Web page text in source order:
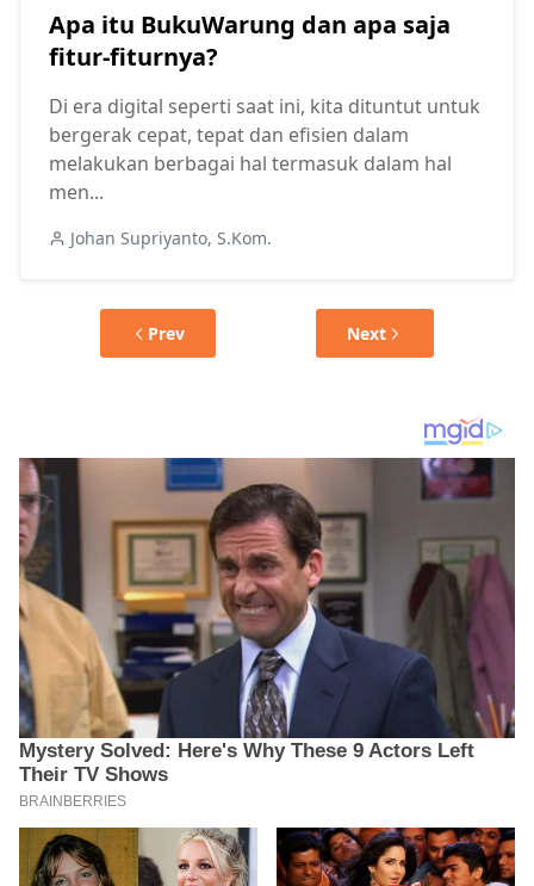
Apa itu BukuWarung dan apa saja
fitur-fiturnya?
Di era digital seperti saat ini, kita dituntut untuk
bergerak cepat, tepat dan efisien dalam
melakukan berbagai hal termasuk dalam hal
men...
Johan Supriyanto, S.Kom.
Prev Next